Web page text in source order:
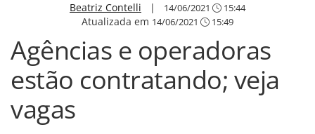
Beatriz Contelli | 14/06/2021 15:44
Atualizada em 14/06/2021 15:49
Agências e operadoras
estão contratando; veja
vagas